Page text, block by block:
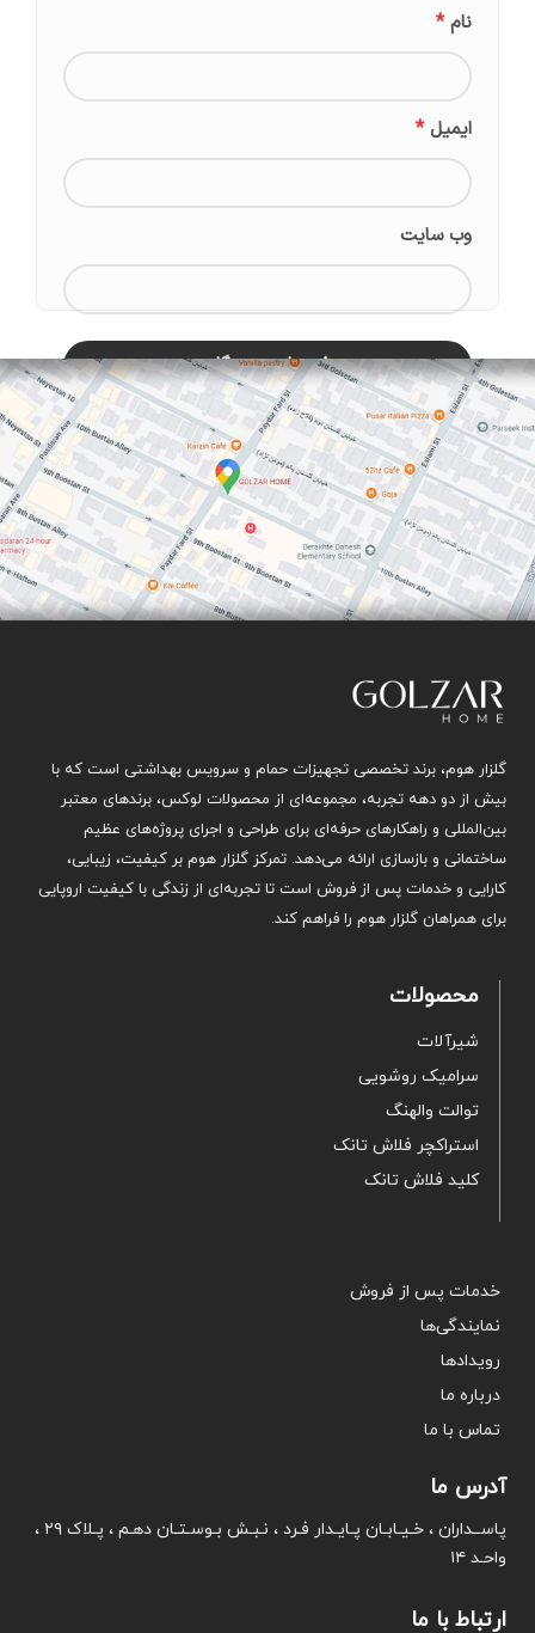
نام*
ایمیل*
وب‌ سایت
آدرس ما
پاســداران ، خـیـابـان پـایـدار فـرد ، نـبـش بـوسـتـان دهـم ، پـلاک ۲۹ ،
واحـد ۱۴
ارتباط با ما
گلزار هوم، برند تخصصی تجهیزات حمام و سرویس بهداشتی است که با
بیش از دو دهه تجربه، مجموعه‌ای از محصولات لوکس، برندهای معتبر
بین‌المللی و راهکارهای حرفه‌ای برای طراحی و اجرای پروژه‌های عظیم
ساختمانی و بازسازی ارائه می‌دهد. تمرکز گلزار هوم بر کیفیت، زیبایی،
کارایی و خدمات پس از فروش است تا تجربه‌ای از زندگی با کیفیت اروپایی
برای همراهان گلزار هوم را فراهم کند.
خدمات پس از فروش
نمایندگی‌ها
رویدادها
درباره ما
تماس با ما
محصولات
شیرآلات
سرامیک روشویی
توالت والهنگ
استراکچر فلاش تانک
کلید فلاش تانک